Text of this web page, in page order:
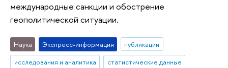
международные санкции и обострение
геополитической ситуации.
Наука Экспресс-информация
публикации
исследования и аналитика
статистические данные